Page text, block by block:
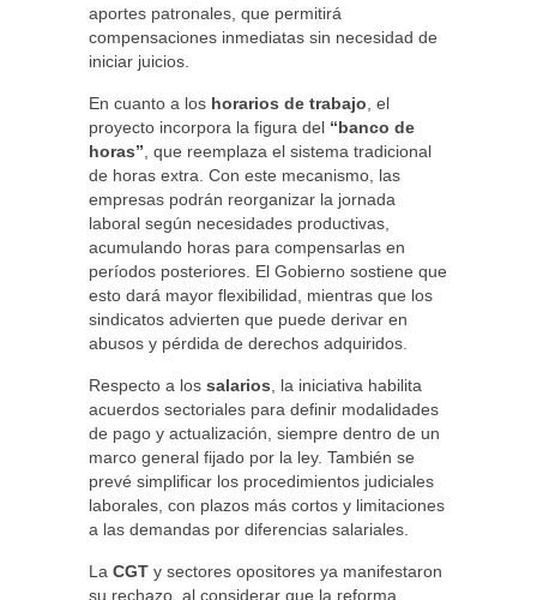
aportes patronales, que permitirá
compensaciones inmediatas sin necesidad de
iniciar juicios.
En cuanto a los horarios de trabajo , el
proyecto incorpora la figura del “banco de
horas” , que reemplaza el sistema tradicional
de horas extra. Con este mecanismo, las
empresas podrán reorganizar la jornada
laboral según necesidades productivas,
acumulando horas para compensarlas en
períodos posteriores. El Gobierno sostiene que
esto dará mayor flexibilidad, mientras que los
sindicatos advierten que puede derivar en
abusos y pérdida de derechos adquiridos.
Respecto a los salarios , la iniciativa habilita
acuerdos sectoriales para definir modalidades
de pago y actualización, siempre dentro de un
marco general fijado por la ley. También se
prevé simplificar los procedimientos judiciales
laborales, con plazos más cortos y limitaciones
a las demandas por diferencias salariales.
La CGT y sectores opositores ya manifestaron
su rechazo, al considerar que la reforma